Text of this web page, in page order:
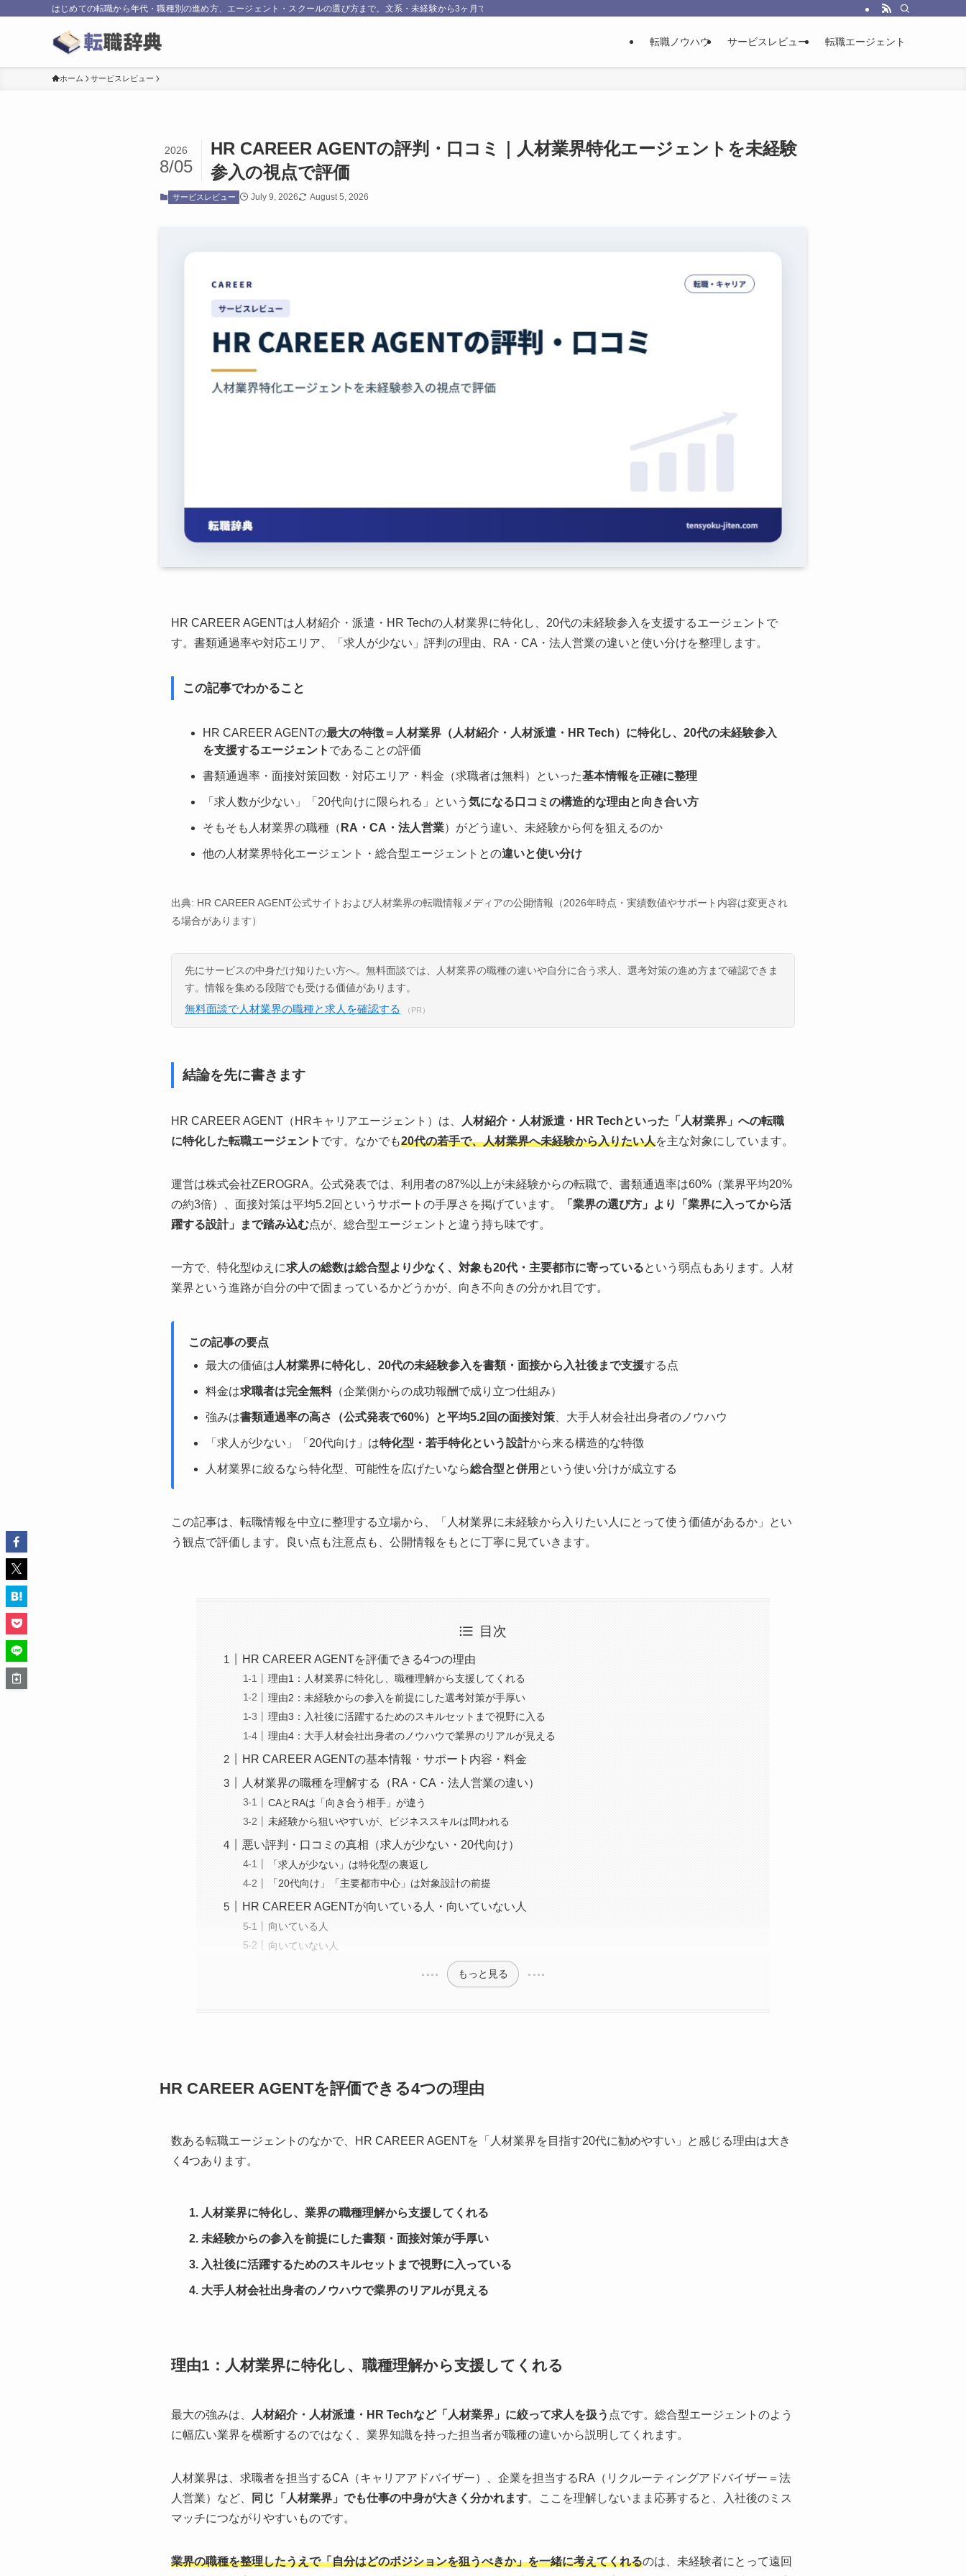
はじめての転職から年代・職種別の進め方、エージェント・スクールの選び方まで。文系・未経験から3ヶ月でエンジニア転職したNakataが、実際に使った一次情報をもとに整理する転職総合メディアです。
転職ノウハウ サービスレビュー 転職エージェント
ホーム サービスレビュー
HR CAREER AGENTの評判・口コミ｜人材業界特化エージェントを未経験
参入の視点で評価
2026
8/05
サービスレビュー July 9, 2026 August 5, 2026
HR CAREER AGENTは人材紹介・派遣・HR Techの人材業界に特化し、20代の未経験参入を支援するエージェントで
す。書類通過率や対応エリア、「求人が少ない」評判の理由、RA・CA・法人営業の違いと使い分けを整理します。
この記事でわかること
HR CAREER AGENTの最大の特徴＝人材業界（人材紹介・人材派遣・HR Tech）に特化し、20代の未経験参入
を支援するエージェント であることの評価
書類通過率・面接対策回数・対応エリア・料金（求職者は無料）といった基本情報を正確に整理
「求人数が少ない」「20代向けに限られる」という 気になる口コミの構造的な理由と向き合い方
そもそも人材業界の職種（ RA・CA・法人営業）がどう違い、未経験から何を狙えるのか
他の人材業界特化エージェント・総合型エージェントとの違いと使い分け
出典: HR CAREER AGENT公式サイトおよび人材業界の転職情報メディアの公開情報（2026年時点・実績数値やサポート内容は変更され
る場合があります）
先にサービスの中身だけ知りたい方へ。無料面談では、人材業界の職種の違いや自分に合う求人、選考対策の進め方まで確認できま
す。情報を集める段階でも受ける価値があります。
無料面談で人材業界の職種と求人を確認する （PR）
結論を先に書きます
HR CAREER AGENT（HRキャリアエージェント）は、
人材紹介・人材派遣・HR Techといった「人材業界」への転職
に特化した転職エージェント です。なかでも20代の若手で、人材業界へ未経験から入りたい人を主な対象にしています。
運営は株式会社ZEROGRA。公式発表では、利用者の87%以上が未経験からの転職で、書類通過率は60%（業界平均20%
の約3倍）、面接対策は平均5.2回というサポートの手厚さを掲げています。
「業界の選び方」より「業界に入ってから活
躍する設計」まで踏み込む点が、総合型エージェントと違う持ち味です。
一方で、特化型ゆえに求人の総数は総合型より少なく、対象も20代・主要都市に寄っているという弱点もあります。人材
業界という進路が自分の中で固まっているかどうかが、向き不向きの分かれ目です。
この記事の要点
最大の価値は 人材業界に特化し、20代の未経験参入を書類・面接から入社後まで支援する点
料金は求職者は完全無料（企業側からの成功報酬で成り立つ仕組み）
強みは書類通過率の高さ（公式発表で60%）と平均5.2回の面接対策 、大手人材会社出身者のノウハウ
「求人が少ない」「20代向け」は特化型・若手特化という設計から来る構造的な特徴
人材業界に絞るなら特化型、可能性を広げたいなら総合型と併用 という使い分けが成立する
この記事は、転職情報を中立に整理する立場から、「人材業界に未経験から入りたい人にとって使う価値があるか」とい
う観点で評価します。良い点も注意点も、公開情報をもとに丁寧に見ていきます。
目次
HR CAREER AGENTを評価できる4つの理由
理由1：人材業界に特化し、職種理解から支援してくれる
理由2：未経験からの参入を前提にした選考対策が手厚い
理由3：入社後に活躍するためのスキルセットまで視野に入る
理由4：大手人材会社出身者のノウハウで業界のリアルが見える
HR CAREER AGENTの基本情報・サポート内容・料金
人材業界の職種を理解する（RA・CA・法人営業の違い）
CAとRAは「向き合う相手」が違う
未経験から狙いやすいが、ビジネススキルは問われる
悪い評判・口コミの真相（求人が少ない・20代向け）
「求人が少ない」は特化型の裏返し
「20代向け」「主要都市中心」は対象設計の前提
HR CAREER AGENTが向いている人・向いていない人
向いている人
向いていない人
もっと見る
HR CAREER AGENTを評価できる4つの理由
数ある転職エージェントのなかで、HR CAREER AGENTを「人材業界を目指す20代に勧めやすい」と感じる理由は大き
く4つあります。
人材業界に特化し、業界の職種理解から支援してくれる
未経験からの参入を前提にした書類・面接対策が手厚い
入社後に活躍するためのスキルセットまで視野に入っている
大手人材会社出身者のノウハウで業界のリアルが見える
理由1：人材業界に特化し、職種理解から支援してくれる
最大の強みは、 人材紹介・人材派遣・HR Techなど「人材業界」に絞って求人を扱う 点です。総合型エージェントのよう
に幅広い業界を横断するのではなく、業界知識を持った担当者が職種の違いから説明してくれます。
人材業界は、求職者を担当するCA（キャリアアドバイザー）、企業を担当するRA（リクルーティングアドバイザー＝法
人営業）など、
同じ「人材業界」でも仕事の中身が大きく分かれます。ここを理解しないまま応募すると、入社後のミス
マッチにつながりやすいものです。
業界の職種を整理したうえで「自分はどのポジションを狙うべきか」を一緒に考えてくれるのは、未経験者にとって遠回